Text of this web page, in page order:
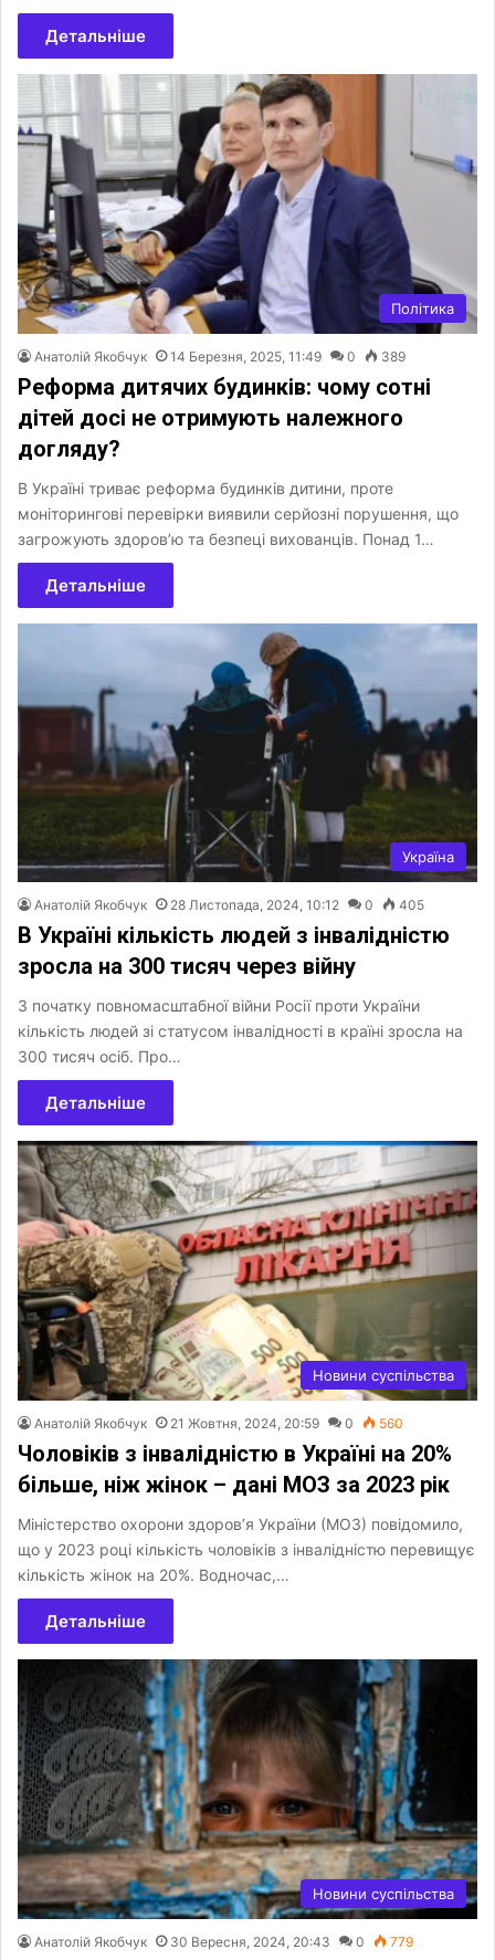
Детальніше
Політика
Анатолій Якобчук 14 Березня, 2025, 11:49 0 389
Реформа дитячих будинків: чому сотні
дітей досі не отримують належного
догляду?
В Україні триває реформа будинків дитини, проте
моніторингові перевірки виявили серйозні порушення, що
загрожують здоров’ю та безпеці вихованців. Понад 1…
Детальніше
Україна
Анатолій Якобчук 28 Листопада, 2024, 10:12 0 405
В Україні кількість людей з інвалідністю
зросла на 300 тисяч через війну
З початку повномасштабної війни Росії проти України
кількість людей зі статусом інвалідності в країні зросла на
300 тисяч осіб. Про…
Детальніше
Новини суспільства
Анатолій Якобчук 21 Жовтня, 2024, 20:59 0 560
Чоловіків з інвалідністю в Україні на 20%
більше, ніж жінок – дані МОЗ за 2023 рік
Міністерство охорони здоров’я України (МОЗ) повідомило,
що у 2023 році кількість чоловіків з інвалідністю перевищує
кількість жінок на 20%. Водночас,…
Детальніше
Новини суспільства
Анатолій Якобчук 30 Вересня, 2024, 20:43 0 779